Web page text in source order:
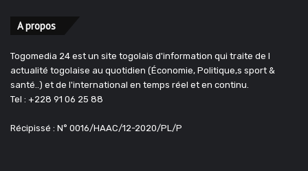
A propos
Togomedia 24 est un site togolais d'information qui traite de l
actualité togolaise au quotidien (Économie, Politique,s sport &
santé..) et de l'international en temps réel et en continu.
Tel : +228 91 06 25 88
Récipissé : N° 0016/HAAC/12-2020/PL/P